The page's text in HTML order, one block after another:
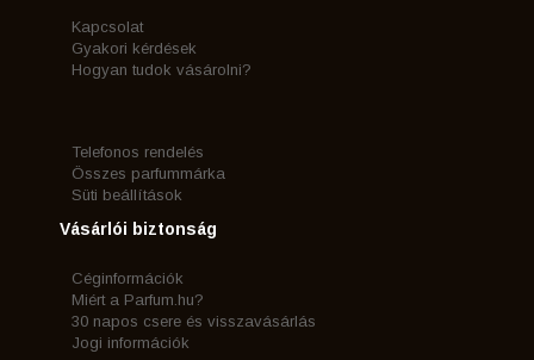
Kapcsolat
Gyakori kérdések
Hogyan tudok vásárolni?
Telefonos rendelés
Összes parfummárka
Süti beállítások
Vásárlói biztonság
Céginformációk
Miért a Parfum.hu?
30 napos csere és visszavásárlás
Jogi információk